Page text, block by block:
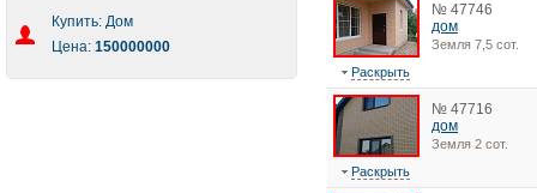
Купить: Дом
Цена: 150000000
№ 47746
дом
Земля 7,5 сот.
Раскрыть
№ 47716
дом
Земля 2 сот.
Раскрыть